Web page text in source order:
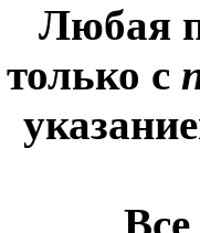
Любая
только с